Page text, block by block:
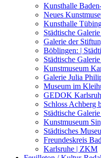
Was seither
Kunsthalle
Neues
Kunsthalle
Städtische
Galerie der
Böblingen: |
Städtische
Kunstmuseum
Galerie Julia
Museum im
GEDOK
Schloss Achberg
Städtische
Kunstmuseum
Städtisches
Freundeskreis
Karlsruhe | ZKM